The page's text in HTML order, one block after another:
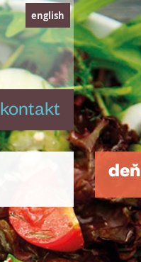
kontakt
english
deň